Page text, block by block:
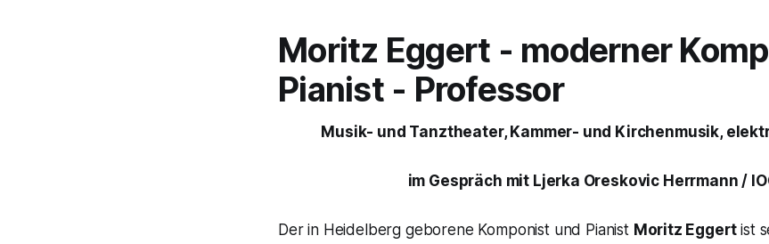
Moritz Eggert - moderner
Pianist - Professor
Musik- und Tanztheater, Kammer- und Kirchenmusik,
im Gespräch mit Ljerka Oreskovic Herrmann /
Der in Heidelberg geborene Komponist und Pianist Moritz Eggertist